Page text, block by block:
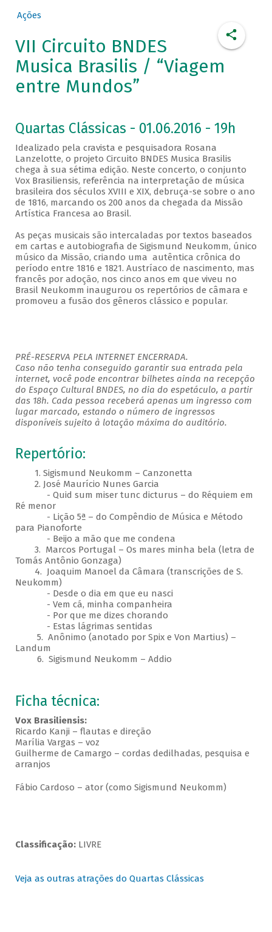
Ações
VII Circuito BNDES
Musica Brasilis / “Viagem
entre Mundos”
Quartas Clássicas - 01.06.2016 - 19h
Idealizado pela cravista e pesquisadora Rosana
Lanzelotte, o projeto Circuito BNDES Musica Brasilis
chega à sua sétima edição. Neste concerto, o conjunto
Vox Brasiliensis, referência na interpretação de música
brasileira dos séculos XVIII e XIX, debruça-se sobre o ano
de 1816, marcando os 200 anos da chegada da Missão
Artística Francesa ao Brasil.
As peças musicais são intercaladas por textos baseados
em cartas e autobiografia de Sigismund Neukomm, único
músico da Missão, criando uma autêntica crônica do
período entre 1816 e 1821. Austríaco de nascimento, mas
francês por adoção, nos cinco anos em que viveu no
Brasil Neukomm inaugurou os repertórios de câmara e
promoveu a fusão dos gêneros clássico e popular.
PRÉ-RESERVA PELA INTERNET ENCERRADA.
Caso não tenha conseguido garantir sua entrada pela
internet, você pode encontrar bilhetes ainda na recepção
do Espaço Cultural BNDES, no dia do espetáculo, a partir
das 18h. Cada pessoa receberá apenas um ingresso com
lugar marcado, estando o número de ingressos
disponíveis sujeito à lotação máxima do auditório.
Repertório:
1. Sigismund Neukomm – Canzonetta
2. José Maurício Nunes Garcia
- Quid sum miser tunc dicturus – do Réquiem em
Ré menor
- Lição 5ª – do Compêndio de Música e Método
para Pianoforte
- Beijo a mão que me condena
3. Marcos Portugal – Os mares minha bela (letra de
Tomás Antônio Gonzaga)
4. Joaquim Manoel da Câmara (transcrições de S.
Neukomm)
- Desde o dia em que eu nasci
- Vem cá, minha companheira
- Por que me dizes chorando
- Estas lágrimas sentidas
5. Anônimo (anotado por Spix e Von Martius) –
Landum
6. Sigismund Neukomm – Addio​
Ficha técnica:
Vox Brasiliensis:
Ricardo Kanji – flautas e direção
Marília Vargas – voz
Guilherme de Camargo – cordas dedilhadas, pesquisa e
arranjos
Fábio Cardoso – ator (como Sigismund Neukomm)
Classificação:LIVRE
Veja as outras atrações do Quartas Clássicas